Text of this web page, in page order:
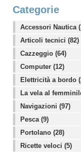
Categorie
Accessori Nautica
Articoli tecnici (82)
Cazzeggio (64)
Computer (12)
Elettricità a bordo
La vela al
Navigazioni (97)
Pesca (9)
Portolano (28)
Ricette veloci (5)